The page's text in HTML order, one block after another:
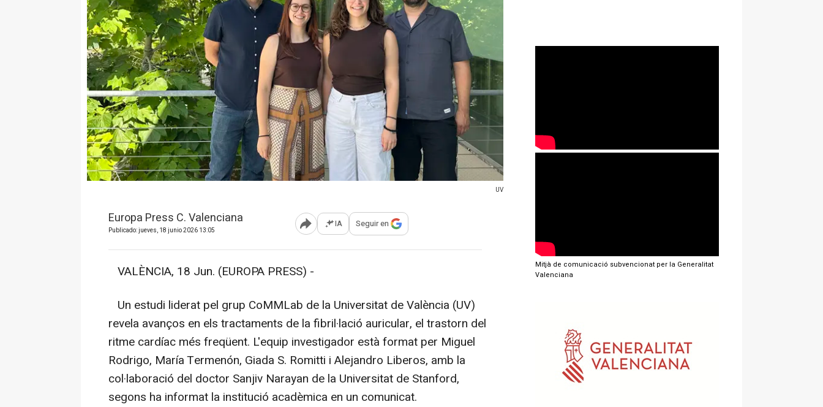
UV
Europa Press C. Valenciana
Publicado: jueves, 18 junio 2026 13:05 Abrir opciones para compartir
IA Seguir en
VALÈNCIA, 18 Jun. (EUROPA PRESS) -
Un estudi liderat pel grup CoMMLab de la Universitat de València (UV)
revela avanços en els tractaments de la fibril·lació auricular, el trastorn del
ritme cardíac més freqüent. L'equip investigador està format per Miguel
Rodrigo, María Termenón, Giada S. Romitti i Alejandro Liberos, amb la
col·laboració del doctor Sanjiv Narayan de la Universitat de Stanford,
segons ha informat la institució acadèmica en un comunicat.
Mitjà de comunicació subvencionat per la Generalitat
Valenciana